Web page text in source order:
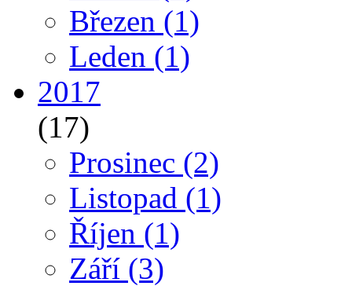
Březen (1)
Leden (1)
2017
(17)
Prosinec (2)
Listopad (1)
Říjen (1)
Září (3)